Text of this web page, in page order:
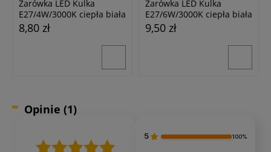
Opinie (1)
5 100%
Żarówka LED Kulka
E27/4W/3000K ciepła biała
8,80 zł
Żarówka LED Kulka
E27/6W/3000K ciepła biała
9,50 zł